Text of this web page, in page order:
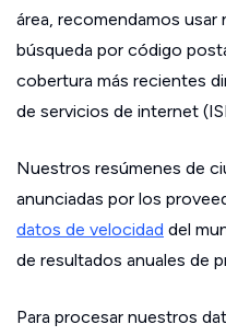
área, recomendamos usar
búsqueda por código
cobertura más recientes
de servicios de internet
Nuestros resúmenes de
anunciadas por los
datos de velocidad del
de resultados anuales de
Para procesar nuestros